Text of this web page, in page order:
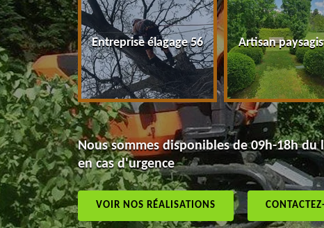
56 Entreprise élagage 56 Artisan
Nous sommes disponibles de 09h-18h
en cas d'urgence
VOIR NOS RÉALISATIONS